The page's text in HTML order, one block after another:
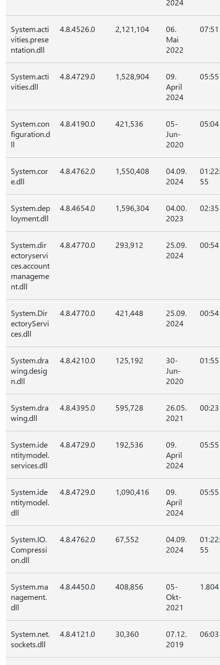
2024
System.acti
vities.prese
ntation.dll
4.8.4526.0 2,121,104
06.
Mai
2022
07:51
System.acti
vities.dll
4.8.4729.0 1,528,904
09.
April
2024
05:55
System.con
figuration.d
ll
4.8.4190.0 421,536
05-
Jun-
2020
05:04
System.cor
e.dll
4.8.4762.0 1,550,408
04.09.
2024
01:22:
55
System.dep
loyment.dll
4.8.4654.0 1,596,304
04.00.
2023
02:35
System.dir
ectoryservi
ces.account
manageme
nt.dll
4.8.4770.0 293,912
25.09.
2024
00:54
System.Dir
ectoryServi
ces.dll
4.8.4770.0 421,448
25.09.
2024
00:54
System.dra
wing.desig
n.dll
4.8.4210.0 125,192
30-
Jun-
2020
01:55
System.dra
wing.dll
4.8.4395.0 595,728
26.05.
2021
00:23
System.ide
ntitymodel.
services.dll
4.8.4729.0 192,536
09.
April
2024
05:55
System.ide
ntitymodel.
dll
4.8.4729.0 1,090,416
09.
April
2024
05:55
System.IO.
Compressi
on.dll
4.8.4762.0 67,552
04.09.
2024
01:22:
55
System.ma
nagement.
dll
4.8.4450.0 408,856
05-
Okt-
2021
1.804
System.net.
sockets.dll
4.8.4121.0 30,360
07.12.
2019
06:03